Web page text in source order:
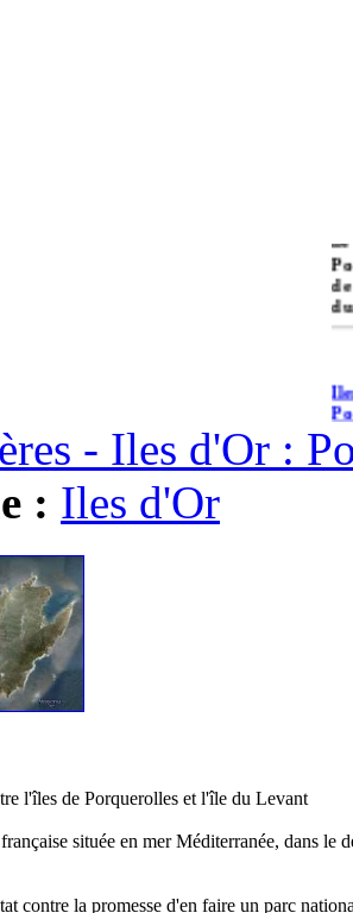
- Iles d'Or :
: Iles d'Or
l'îles de Porquerolles et l'île du Levant
située en mer Méditerranée, dans
contre la promesse d'en faire un parc